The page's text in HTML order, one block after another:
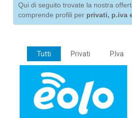
Qui di seguito trovate la nostra
comprende profili per privati, p.iva
Tutti Privati P.Iva